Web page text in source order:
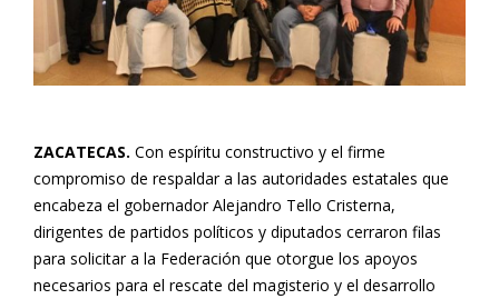
ZACATECAS. Con espíritu constructivo y el firme
compromiso de respaldar a las autoridades estatales que
encabeza el gobernador Alejandro Tello Cristerna,
dirigentes de partidos políticos y diputados cerraron filas
para solicitar a la Federación que otorgue los apoyos
necesarios para el rescate del magisterio y el desarrollo